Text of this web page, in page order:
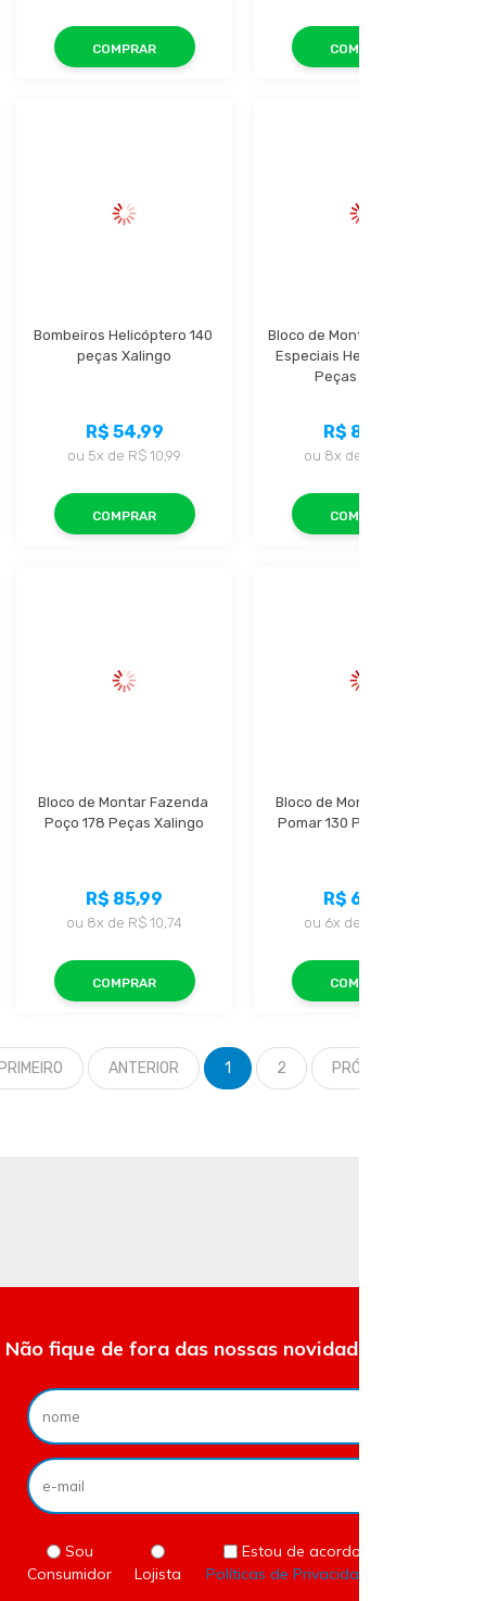
COMPRAR COMPRAR
Bombeiros Helicóptero 140
peças Xalingo
R$ 54,99
ou 5x de R$ 10,99
COMPRAR
Bloco de Montar Operações
Especiais Helicoptero 175
Peças Xalingo
R$ 85,99
ou 8x de
COMPRAR
Bloco de Montar Fazenda
Poço 178 Peças Xalingo
R$ 85,99
ou 8x de R$ 10,74
COMPRAR
Bloco de Montar Fazenda
Pomar 130 Peças Xalingo
R$ 63,99
ou 6x de
COMPRAR
ANTERIOR 1 2 PRÓXIMO
Não fique de fora das nossas novidades e ofertas.
Sou
Consumidor
Lojista
Estou de acordo com as
Políticas de Privacidade